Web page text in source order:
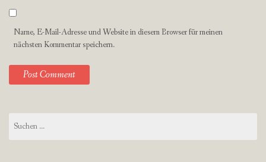
Name, E-Mail-Adresse und Website in diesem Browser für meinen
nächsten Kommentar speichern.
nach: